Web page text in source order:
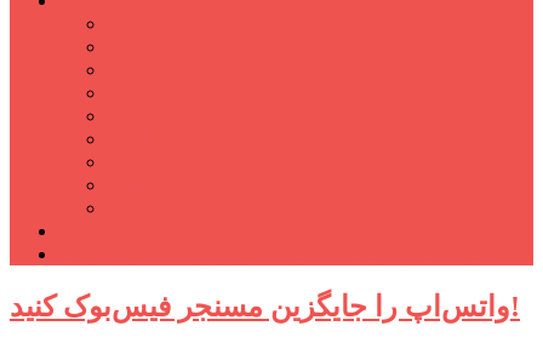
واتس‌اپ را جایگزین مسنجر فیس‌بوک کنید!